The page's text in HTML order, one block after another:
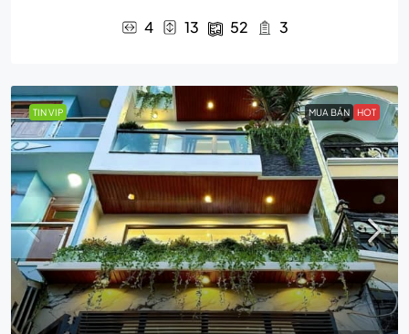
4 13 52 3
TIN VIP MUA BÁN HOT